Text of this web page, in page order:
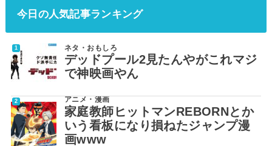
今日の人気記事ランキング
ネタ・おもしろ
デッドプール2見たんやがこれマジ
で神映画やん
アニメ・漫画
家庭教師ヒットマンREBORNとか
いう看板になり損ねたジャンプ漫
画www